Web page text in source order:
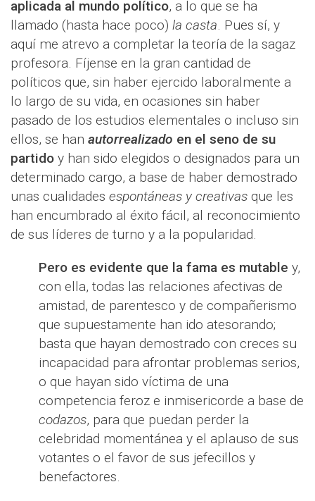
aplicada al mundo político, a lo que se ha
llamado (hasta hace poco) la casta. Pues sí, y
aquí me atrevo a completar la teoría de la sagaz
profesora. Fíjense en la gran cantidad de
políticos que, sin haber ejercido laboralmente a
lo largo de su vida, en ocasiones sin haber
pasado de los estudios elementales o incluso sin
ellos, se han autorrealizado en el seno de su
partido y han sido elegidos o designados para un
determinado cargo, a base de haber demostrado
unas cualidades espontáneas y creativas que les
han encumbrado al éxito fácil, al reconocimiento
de sus líderes de turno y a la popularidad.
Pero es evidente que la fama es mutable y,
con ella, todas las relaciones afectivas de
amistad, de parentesco y de compañerismo
que supuestamente han ido atesorando;
basta que hayan demostrado con creces su
incapacidad para afrontar problemas serios,
o que hayan sido víctima de una
competencia feroz e inmisericorde a base de
codazos, para que puedan perder la
celebridad momentánea y el aplauso de sus
votantes o el favor de sus jefecillos y
benefactores.